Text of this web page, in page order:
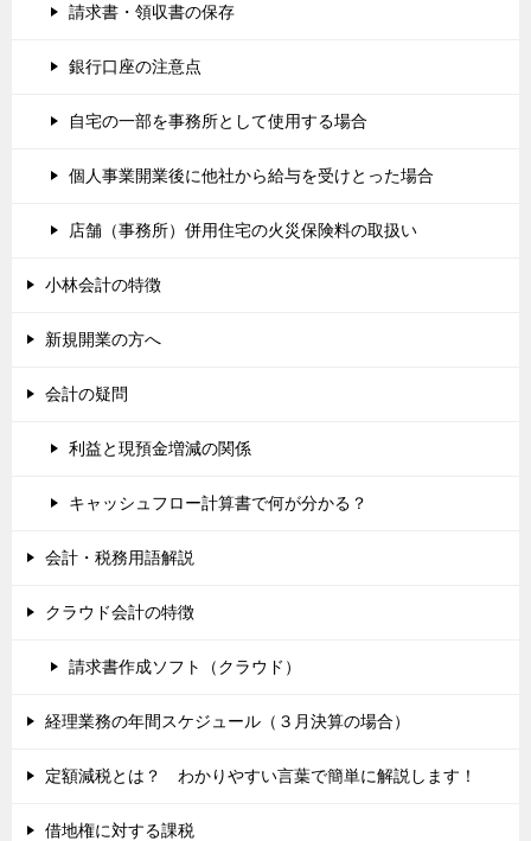
請求書・領収書の保存
銀行口座の注意点
自宅の一部を事務所として使用する場合
個人事業開業後に他社から給与を受けとった場合
店舗（事務所）併用住宅の火災保険料の取扱い
小林会計の特徴
新規開業の方へ
会計の疑問
利益と現預金増減の関係
キャッシュフロー計算書で何が分かる？
会計・税務用語解説
クラウド会計の特徴
請求書作成ソフト（クラウド）
経理業務の年間スケジュール（３月決算の場合）
定額減税とは？ わかりやすい言葉で簡単に解説します！
借地権に対する課税